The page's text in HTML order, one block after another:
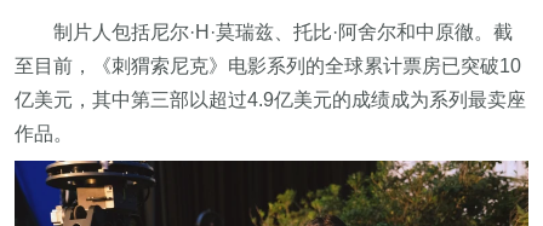
制片人包括尼尔·H·莫瑞兹、托比·阿舍尔和中原徹。截
至目前，《刺猬索尼克》电影系列的全球累计票房已突破10
亿美元，其中第三部以超过4.9亿美元的成绩成为系列最卖座
作品。